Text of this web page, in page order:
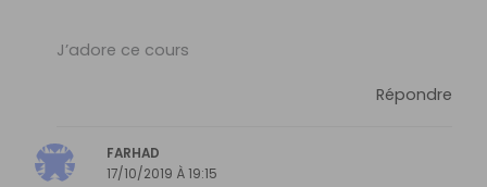
J’adore ce cours
Répondre
FARHAD
17/10/2019 À 19:15